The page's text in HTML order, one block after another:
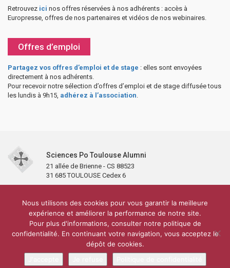
Retrouvez ici nos offres réservées à nos adhérents : accès à
Europresse, offres de nos partenaires et vidéos de nos webinaires.
Offres d’emploi
Partagez vos offres d’emploi et de stage : elles sont envoyées
directement à nos adhérents.
Pour recevoir notre sélection d’offres d’emploi et de stage diffusée tous
les lundis à 9h15, adhérez à l’association.
Sciences Po Toulouse Alumni
21 allée de Brienne - CS 88523
31 685 TOULOUSE Cedex 6
Partenaires et soutiens
Lettre d’information
Réseaux sociaux
Sciences Po Toulouse
Carré Alumni de la bibliothèque de Sciences Po Toulouse
10 000 diplômés
Réseau ScPo
Mentions légales Politique de confidentialité
Plan du site
Conception & réalisation :CEREAL CONCEPT
Nous utilisons des cookies pour vous garantir la meilleure
expérience et améliorer la performance de notre site.
Pour plus d'informations, consulter notre politique de
confidentialité. En continuant votre navigation, vous acceptez le
dépôt de cookies.